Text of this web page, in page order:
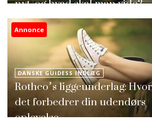
Annonce
DANSKE GUIDESS INDLÆG
Rothco’s liggeunderlag:
det forbedrer din udendørs
oplevelse